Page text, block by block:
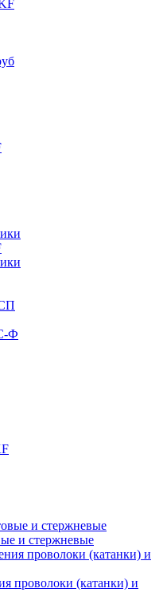
Ф
и стержневые
проволоки (катанки) и